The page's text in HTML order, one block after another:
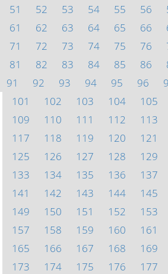
51
52 53 54 55 56
61
62 63 64 65 66
71
72 73 74 75 76
81
82 83 84 85 86
91
92 93 94 95 96
101
102 103 104 105
109
110 111 112 113
117
118 119 120 121
125
126 127 128 129
133
134 135 136 137
141
142 143 144 145
149
150 151 152 153
157
158 159 160 161
165
166 167 168 169
173
174 175 176 177